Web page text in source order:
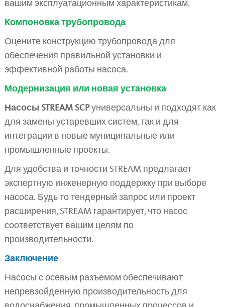
вашим эксплуатационным характеристикам.
Компоновка трубопровода
Оцените конструкцию трубопровода для
обеспечения правильной установки и
эффективной работы насоса.
Модернизация или новая установка
Насосы STREAM SCPуниверсальны и подходят как
для замены устаревших систем, так и для
интеграции в новые муниципальные или
промышленные проекты.
Для удобства и точности STREAM предлагает
экспертную инженерную поддержку при выборе
насоса. Будь то тендерный запрос или проект
расширения, STREAM гарантирует, что насос
соответствует вашим целям по
производительности.
Заключение
Насосы с осевым разъемом обеспечивают
непревзойденную производительность для